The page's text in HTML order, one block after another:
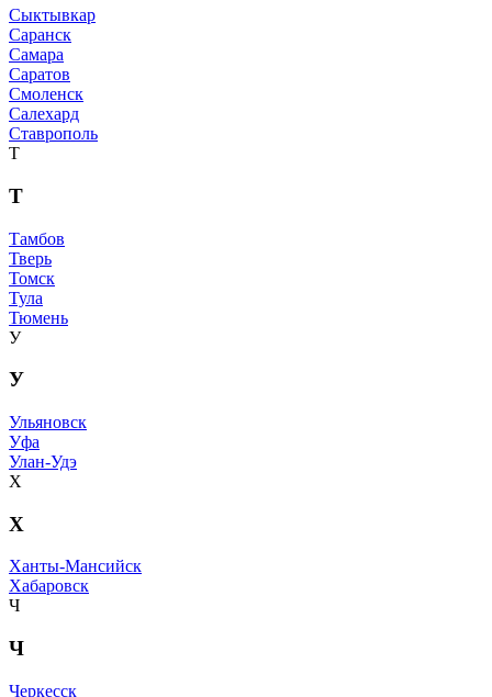
Сыктывкар
Саранск
Самара
Саратов
Смоленск
Салехард
Ставрополь
Т
Т
Тамбов
Тверь
Томск
Тула
Тюмень
У
У
Ульяновск
Уфа
Улан-Удэ
Х
Х
Ханты-Мансийск
Хабаровск
Ч
Ч
Черкесск